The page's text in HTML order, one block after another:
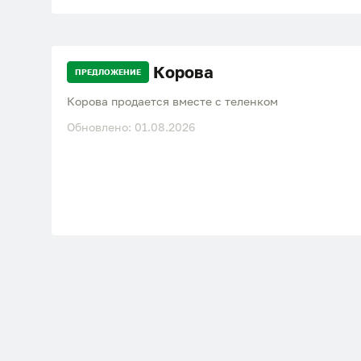
ПРЕДЛОЖЕНИЕ Корова
Корова продается вместе с теленком
Обновлено: 01.08.2026